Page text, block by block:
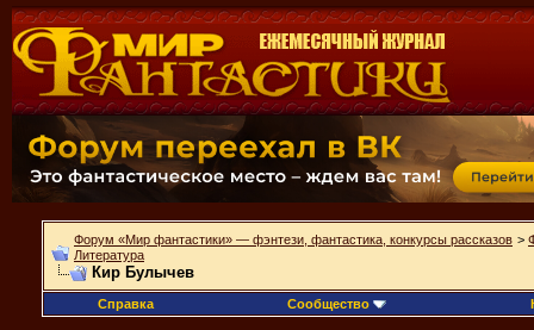
Форум «Мир фантастики» — фэнтези, фантастика, конкурсы рассказов >
Литература
Кир Булычев
Справка Сообщество